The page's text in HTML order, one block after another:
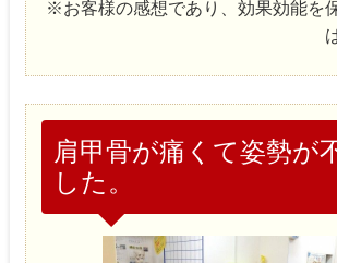
※お客様の感想であり、効果効能を
肩甲骨が痛くて姿勢が
した。